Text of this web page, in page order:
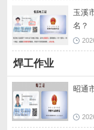
玉溪
名？
焊工作业
昭通